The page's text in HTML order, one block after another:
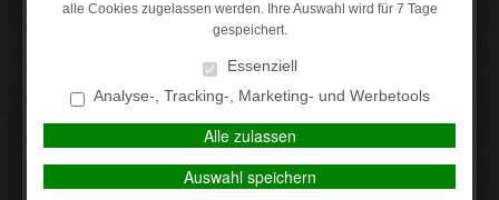
Die
Rechtsschutzversicherung
diese Kosten nur dann übernehmen, wenn er vor Gericht
verliert. Daher scheuen viele solch eine
Auseinandersetzung aus Angst vor den entstehenden
alle Cookies zugelassen werden. Ihre Auswahl wird für 7 Tage
gespeichert.
Essenziell
Analyse-, Tracking-, Marketing- und Werbetools
Alle zulassen
Auswahl speichern